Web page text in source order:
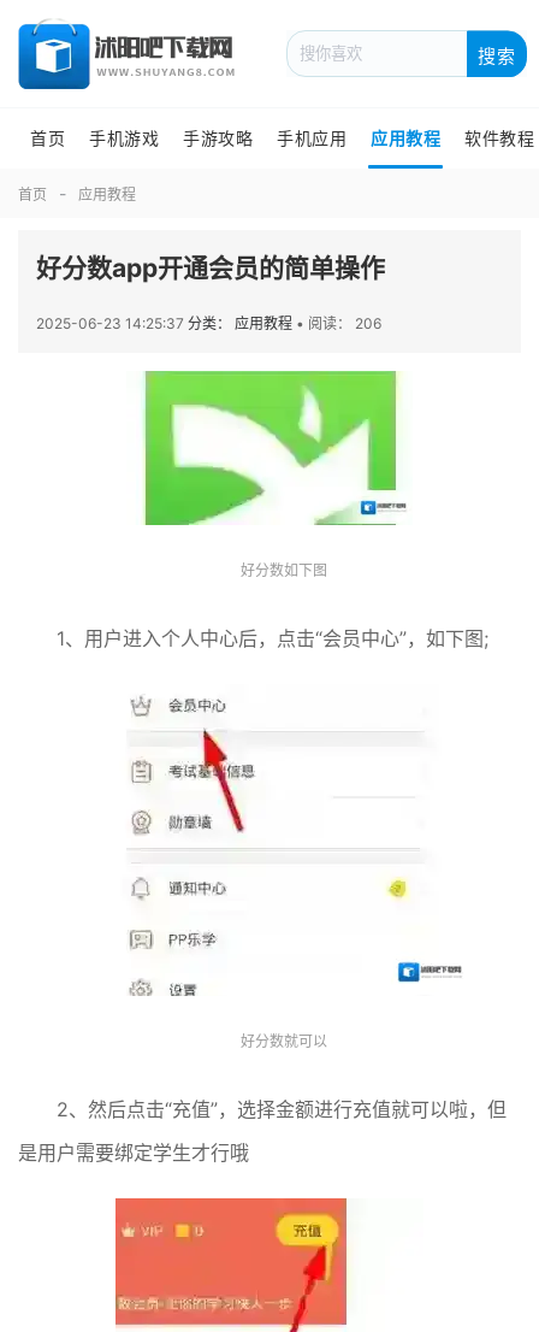
搜索
首页 手机游戏 手游攻略 手机应用 应用教程 软件教程
首页 应用教程
好分数app开通会员的简单操作
2025-06-23 14:25:37 分类： 应用教程 • 阅读： 206
好分数如下图
1、用户进入个人中心后，点击“会员中心”，如下图;
好分数就可以
2、然后点击“充值”，选择金额进行充值就可以啦，但
是用户需要绑定学生才行哦